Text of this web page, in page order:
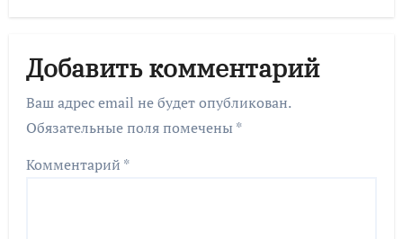
Добавить комментарий
Ваш адрес email не будет опубликован.
Обязательные поля помечены *
Комментарий *